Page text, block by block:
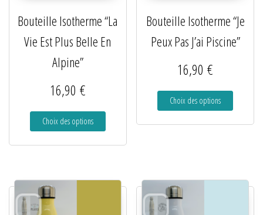
Bouteille Isotherme “La
Vie Est Plus Belle En
Alpine”
16,90 €
Choix des options
Bouteille Isotherme “Je
Peux Pas J’ai Piscine”
16,90€
Choix des options